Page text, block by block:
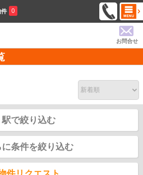
0
お問合せ
駅で絞り込む
に条件を絞り込む